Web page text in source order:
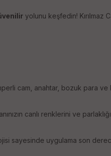
yolunu keşfedin! Kırılmaz
cam, anahtar, bozuk para
canlı renklerini ve
sayesinde uygulama son